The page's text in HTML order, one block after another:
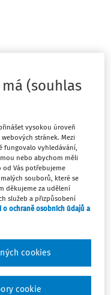
všemu
míry i nositelem
Krmíčková Almanach
(rok 2013) U
školního stravování
(souhlas
vysokou úroveň
stránek. Mezi
fungovalo vyhledávání,
nebo abychom měli
Vás potřebujeme
souborů, které se
děkujeme za udělení
služeb a přizpůsobení
o ochraně osobních údajů a
cookies
cookie